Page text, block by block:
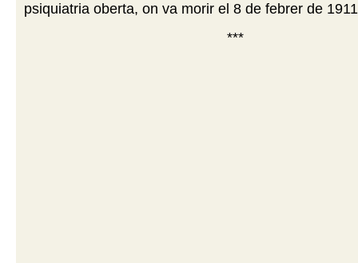
psiquiatria oberta, on va morir el 8 de febrer de
***